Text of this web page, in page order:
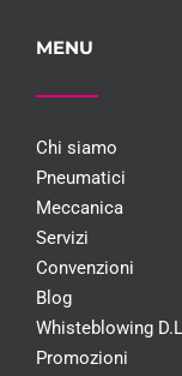
MENU
Chi siamo
Pneumatici
Meccanica
Servizi
Convenzioni
Blog
Whisteblowing
Promozioni